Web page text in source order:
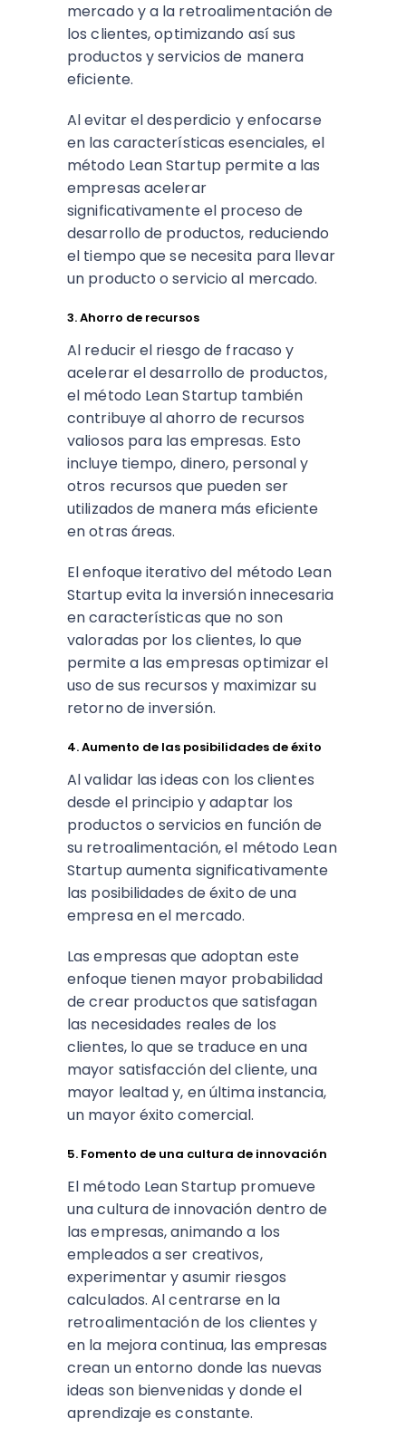
mercado y a la retroalimentación de
los clientes, optimizando así sus
productos y servicios de manera
eficiente.
Al evitar el desperdicio y enfocarse
en las características esenciales, el
método Lean Startup permite a las
empresas acelerar
significativamente el proceso de
desarrollo de productos, reduciendo
el tiempo que se necesita para llevar
un producto o servicio al mercado.
3. Ahorro de recursos
Al reducir el riesgo de fracaso y
acelerar el desarrollo de productos,
el método Lean Startup también
contribuye al ahorro de recursos
valiosos para las empresas. Esto
incluye tiempo, dinero, personal y
otros recursos que pueden ser
utilizados de manera más eficiente
en otras áreas.
El enfoque iterativo del método Lean
Startup evita la inversión innecesaria
en características que no son
valoradas por los clientes, lo que
permite a las empresas optimizar el
uso de sus recursos y maximizar su
retorno de inversión.
4. Aumento de las posibilidades de éxito
Al validar las ideas con los clientes
desde el principio y adaptar los
productos o servicios en función de
su retroalimentación, el método Lean
Startup aumenta significativamente
las posibilidades de éxito de una
empresa en el mercado.
Las empresas que adoptan este
enfoque tienen mayor probabilidad
de crear productos que satisfagan
las necesidades reales de los
clientes, lo que se traduce en una
mayor satisfacción del cliente, una
mayor lealtad y, en última instancia,
un mayor éxito comercial.
5. Fomento de una cultura de innovación
El método Lean Startup promueve
una cultura de innovación dentro de
las empresas, animando a los
empleados a ser creativos,
experimentar y asumir riesgos
calculados. Al centrarse en la
retroalimentación de los clientes y
en la mejora continua, las empresas
crean un entorno donde las nuevas
ideas son bienvenidas y donde el
aprendizaje es constante.